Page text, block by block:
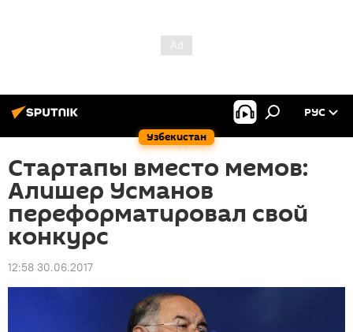
Узбекистан
РУС
Стартапы вместо мемов:
Алишер Усманов
переформатировал свой
конкурс
12:58 30.06.2017